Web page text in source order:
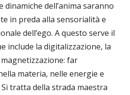
dinamiche dell’anima saranno
in preda alla sensorialità e
dell’ego. A questo serve il
include la digitalizzazione, la
far
materia, nelle energie e
tratta della strada maestra